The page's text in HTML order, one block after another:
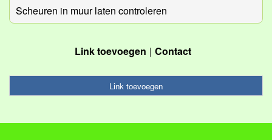
Scheuren in muur laten controleren
Link toevoegen Contact
Link toevoegen